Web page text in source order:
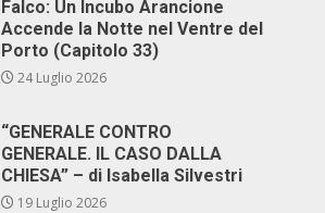
Falco: Un Incubo Arancione
Accende la Notte nel Ventre del
Porto (Capitolo 33)
24 Luglio 2026
“GENERALE CONTRO
GENERALE. IL CASO DALLA
CHIESA” – di Isabella Silvestri
19 Luglio 2026